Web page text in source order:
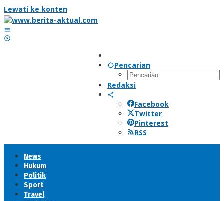
Lewati ke konten
Pencarian
Redaksi
Facebook
Twitter
Pinterest
RSS
News
Hukum
Politik
Sport
Travel